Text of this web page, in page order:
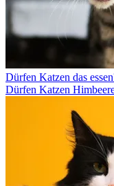
Dürfen Katzen das
Dürfen Katzen